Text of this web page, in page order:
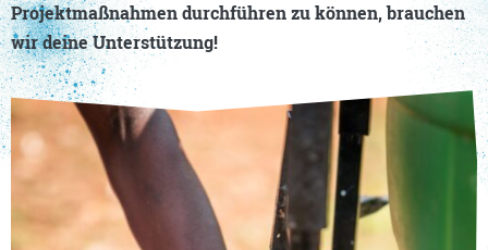
Projektmaßnahmen durchführen zu können, brauchen
wir deine Unterstützung!